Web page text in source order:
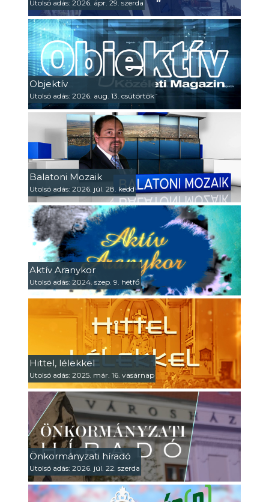
Utolsó adás: 2026. ápr. 29. szerda
Objektív
Utolsó adás: 2026. aug. 13. csütörtök
Balatoni Mozaik
Utolsó adás: 2026. júl. 28. kedd
Aktív Aranykor
Utolsó adás: 2024. szep. 9. hétfő
Hittel, lélekkel
Utolsó adás: 2025. már. 16. vasárnap
Önkormányzati híradó
Utolsó adás: 2026. júl. 22. szerda